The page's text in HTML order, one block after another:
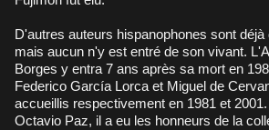
D'autres auteurs hispanophones sont déjà
mais aucun n'y est entré de son vivant.
Borges y entra 7 ans après sa mort en
Federico García Lorca et Miguel de
accueillis respectivement en 1981 et
Octavio Paz, il a eu les honneurs de la